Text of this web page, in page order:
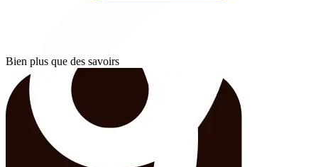
Bien plus que des savoirs